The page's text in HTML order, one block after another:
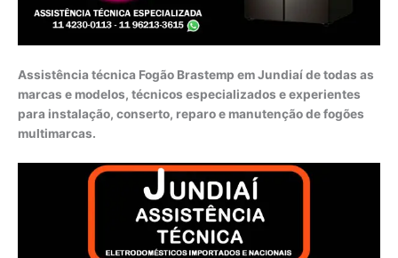
Assistência técnica Fogão Brastemp em Jundiaí de todas as
marcas e modelos, técnicos especializados e experientes
para instalação, conserto, reparo e manutenção de fogões
multimarcas.